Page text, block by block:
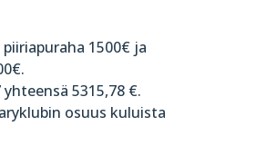
1500€ ja
5315,78 €.
osuus kuluista